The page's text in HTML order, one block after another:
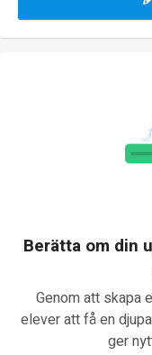
Berätta om din
Genom att skapa
elever att få en
ger